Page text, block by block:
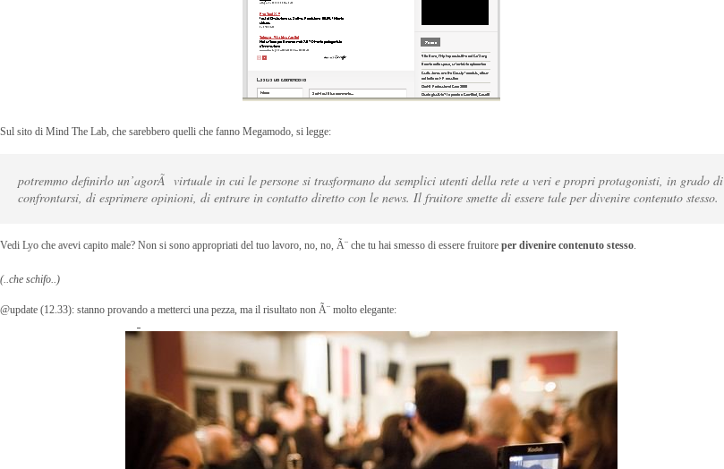
Sul sito di Mind The Lab, che sarebbero quelli che fanno Megamodo, si legge:
potremmo definirlo un’agorÃ virtuale in cui le persone si trasformano da semplici utenti della rete a veri e propri protagonisti, in grado di
confrontarsi, di esprimere opinioni, di entrare in contatto diretto con le news. Il fruitore smette di essere tale per divenire contenuto stesso.
Vedi Lyo che avevi capito male? Non si sono appropriati del tuo lavoro, no, no, Ã¨ che tu hai smesso di essere fruitore per divenire contenuto stesso.
(..che schifo..)
@update (12.33): stanno provando a metterci una pezza, ma il risultato non Ã¨ molto elegante: